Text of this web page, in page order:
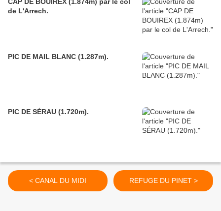
de L'Arrech.
PIC DE MAIL BLANC (1.287m).
PIC DE SÉRAU (1.720m).
< CANAL DU MIDI REFUGE DU PINET >